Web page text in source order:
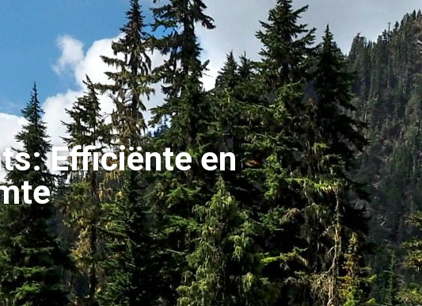
Efficiënte en